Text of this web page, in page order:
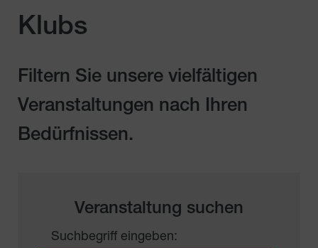
Klubs
Filtern Sie unsere vielfältigen
Veranstaltungen nach Ihren
Bedürfnissen.
Veranstaltung suchen
Suchbegriff eingeben: